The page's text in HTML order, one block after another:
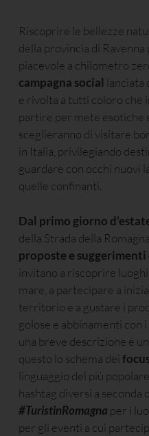
Riscoprire le bellezze
della provincia di Ravenna
piacevole a chilometro
campagna social lanciata
e rivolta a tutti coloro che
partire per mete esotiche
sceglieranno di visitare
in Italia, privilegiando
guardare con occhi nuovi
quelle confinanti.
Dal primo giorno
della Strada della
proposte e suggerimenti
invitano a riscoprire
mare, a partecipare a
territorio e a gustare i
golose e abbinamenti con
una breve descrizione e
questo lo schema dei
linguaggio del più
hashtag diversi a
#TuristinRomagna per i
per gli eventi a cui